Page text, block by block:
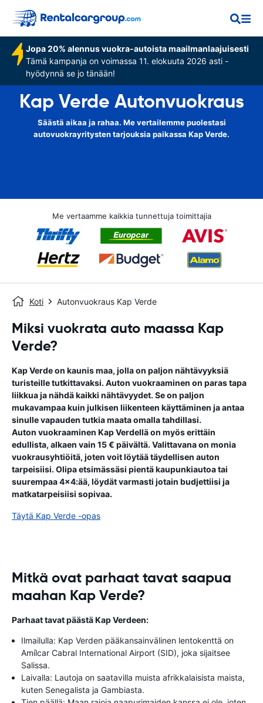
Jopa 20% alennus vuokra-autoista maailmanlaajuisesti
Tämä kampanja on voimassa 11. elokuuta 2026 asti -
hyödynnä se jo tänään!
Kap Verde Autonvuokraus
Säästä aikaa ja rahaa. Me vertailemme puolestasi
autovuokrayritysten tarjouksia paikassa Kap Verde.
Me vertaamme kaikkia tunnettuja toimittajia
Koti Autonvuokraus Kap Verde
Miksi vuokrata auto maassa Kap
Verde?
Kap Verde on kaunis maa, jolla on paljon nähtävyyksiä
turisteille tutkittavaksi. Auton vuokraaminen on paras tapa
liikkua ja nähdä kaikki nähtävyydet. Se on paljon
mukavampaa kuin julkisen liikenteen käyttäminen ja antaa
sinulle vapauden tutkia maata omalla tahdillasi.
Auton vuokraaminen Kap Verdellä on myös erittäin
edullista, alkaen vain 15 € päivältä. Valittavana on monia
vuokrausyhtiöitä, joten voit löytää täydellisen auton
tarpeisiisi. Olipa etsimässäsi pientä kaupunkiautoa tai
suurempaa 4x4:ää, löydät varmasti jotain budjettiisi ja
matkatarpeisiisi sopivaa.
Täytä Kap Verde -opas
Mitkä ovat parhaat tavat saapua
maahan Kap Verde?
Parhaat tavat päästä Kap Verdeen:
Ilmailulla: Kap Verden pääkansainvälinen lentokenttä on
Amílcar Cabral International Airport (SID), joka sijaitsee
Salissa.
Laivalla: Lautoja on saatavilla muista afrikkalaisista maista,
kuten Senegalista ja Gambiasta.